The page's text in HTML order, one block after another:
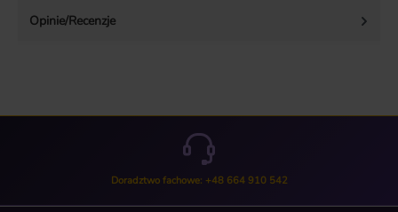
Opinie/Recenzje
Doradztwo fachowe: +48 664 910 542